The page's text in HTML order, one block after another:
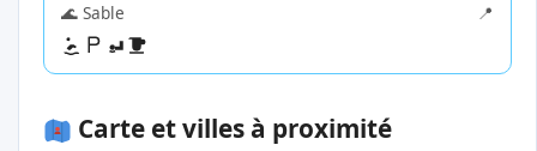
🌊 Sable
📍
Carte et villes à proximité